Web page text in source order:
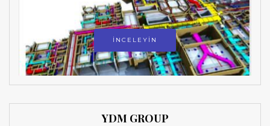
İNCELEYİN
YDM GROUP